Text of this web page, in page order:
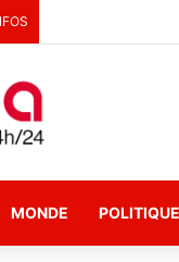
MONDE POLITIQUE